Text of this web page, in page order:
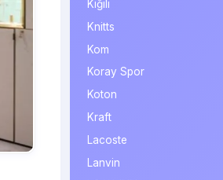
Kiğılı
Knitts
Kom
Koray Spor
Koton
Kraft
Lacoste
Lanvin